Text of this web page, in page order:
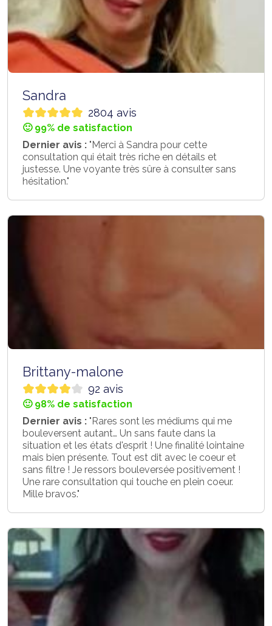
Sandra
2804 avis
🙂 99% de satisfaction
Dernier avis : "Merci à Sandra pour cette
consultation qui était très riche en détails et
justesse. Une voyante très sûre à consulter sans
hésitation."
Brittany-malone
92 avis
🙂 98% de satisfaction
Dernier avis : "Rares sont les médiums qui me
bouleversent autant… Un sans faute dans la
situation et les états d'esprit ! Une finalité lointaine
mais bien présente. Tout est dit avec le coeur et
sans filtre ! Je ressors bouleversée positivement !
Une rare consultation qui touche en plein coeur.
Mille bravos."